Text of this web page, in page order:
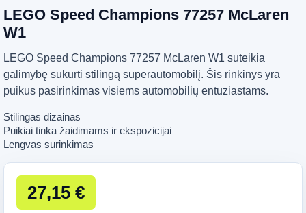
LEGO Speed Champions 77257 McLaren
W1
LEGO Speed Champions 77257 McLaren W1 suteikia
galimybę sukurti stilingą superautomobilį. Šis rinkinys yra
puikus pasirinkimas visiems automobilių entuziastams.
Stilingas dizainas
Puikiai tinka žaidimams ir ekspozicijai
Lengvas surinkimas
27,15 €